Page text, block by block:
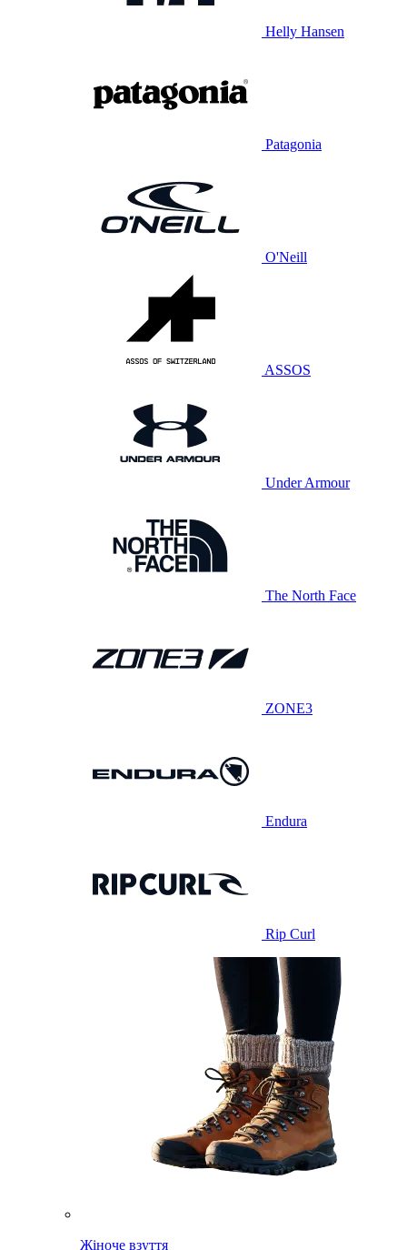
Helly Hansen
Patagonia
O'Neill
ASSOS
Under Armour
The North Face
ZONE3
Endura
Rip Curl
Жіноче взуття